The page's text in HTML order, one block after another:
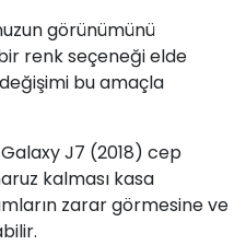
görünümünü
renk seçeneği elde
bu amaçla
J7 (2018) cep
kalması kasa
zarar görmesine ve